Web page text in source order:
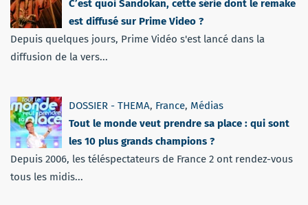
C’est quoi Sandokan, cette série dont le remake
est diffusé sur Prime Video ?
Depuis quelques jours, Prime Vidéo s'est lancé dans la
diffusion de la vers...
DOSSIER - THEMA, France, Médias
Tout le monde veut prendre sa place : qui sont
les 10 plus grands champions ?
Depuis 2006, les téléspectateurs de France 2 ont rendez-vous
tous les midis...